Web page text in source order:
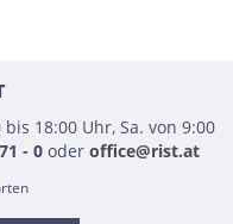
18:00 Uhr, Sa. von 9:00
- 0oder office@rist.at